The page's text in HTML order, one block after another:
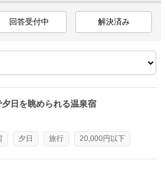
回答受付中 解決済み
日を眺められる温泉宿
夕日 旅行 20,000円以下